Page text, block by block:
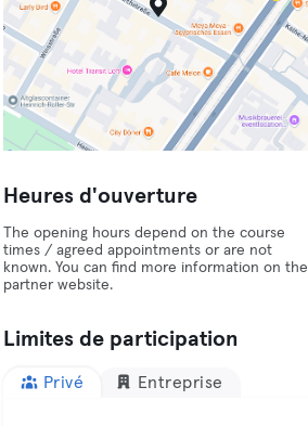
Heures d'ouverture
The opening hours depend on the course
times / agreed appointments or are not
known. You can find more information on the
partner website.
Limites de participation
Privé Entreprise